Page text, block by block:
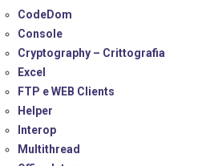
CodeDom
Console
Cryptography – Crittografia
Excel
FTP e WEB Clients
Helper
Interop
Multithread